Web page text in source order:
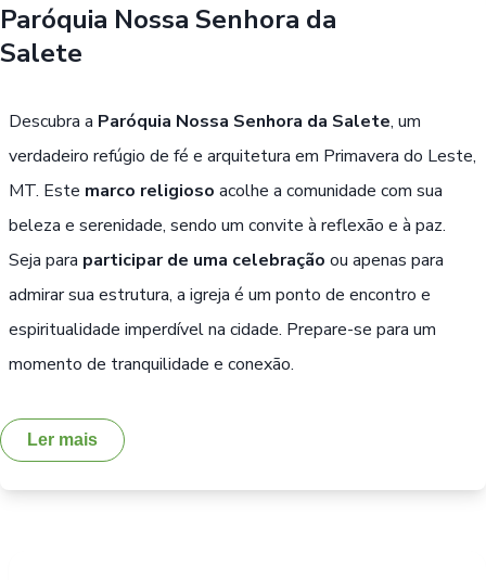
Paróquia Nossa Senhora da
Salete
Descubra a Paróquia Nossa Senhora da Salete, um
verdadeiro refúgio de fé e arquitetura em Primavera do Leste,
MT. Este marco religioso acolhe a comunidade com sua
beleza e serenidade, sendo um convite à reflexão e à paz.
Seja para participar de uma celebração ou apenas para
admirar sua estrutura, a igreja é um ponto de encontro e
espiritualidade imperdível na cidade. Prepare-se para um
momento de tranquilidade e conexão.
Ler mais